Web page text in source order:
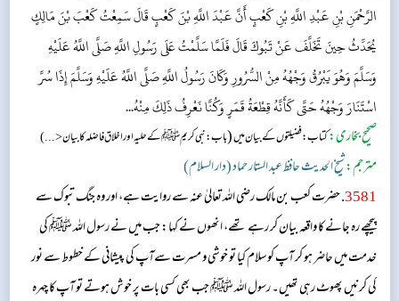
الرَّحْمَنِ بْنِ عَبْدِ اللَّهِ بْنِ كَعْبٍ أَنَّ عَبْدَ اللَّهِ بْنَ كَعْبٍ قَالَ سَمِعْتُ كَعْبَ بْنَ مَالِكٍ
يُحَدِّثُ حِينَ تَخَلَّفَ عَنْ تَبُوكَ قَالَ فَلَمَّا سَلَّمْتُ عَلَى رَسُولِ اللَّهِ صَلَّى اللَّهُ عَلَيْهِ
وَسَلَّمَ وَهُوَ يَبْرُقُ وَجْهُهُ مِنْ السُّرُورِ وَكَانَ رَسُولُ اللَّهِ صَلَّى اللَّهُ عَلَيْهِ وَسَلَّمَ إِذَا سُرَّ
اسْتَنَارَ وَجْهُهُ حَتَّى كَأَنَّهُ قِطْعَةُ قَمَرٍ وَكُنَّا نَعْرِفُ ذَلِكَ مِنْهُ...
صحیح بخاری:کتاب: فضیلتوں کے بیان میں(باب: نبی کریم ﷺ کے حلیہ اوراخلاق فاضلہ کا بیان<...)
مترجم:شیخ الحدیث حافظ عبد الستار حماد (دار السلام)
3581. حضرت کعب بن مالک رضی اللہ تعالیٰ عنہ سے روایت ہے، اور وہ جنگ تبوک سے
پیچھے رہ جانے کا واقعہ بیان کر رہے تھے، انھوں نے کہا: جب میں نے رسول اللہ ﷺ کی
خدمت میں حاضر ہو کر آپ کو سلام کیا تو خوشی و مسرت سےآپ کی پیشانی کے خطوط سے نور
کی کرنیں پھوٹ رہی تھیں۔ رسول اللہ ﷺ جب بھی کسی بات پر خوش ہوتے تو آپ کا چہرہ